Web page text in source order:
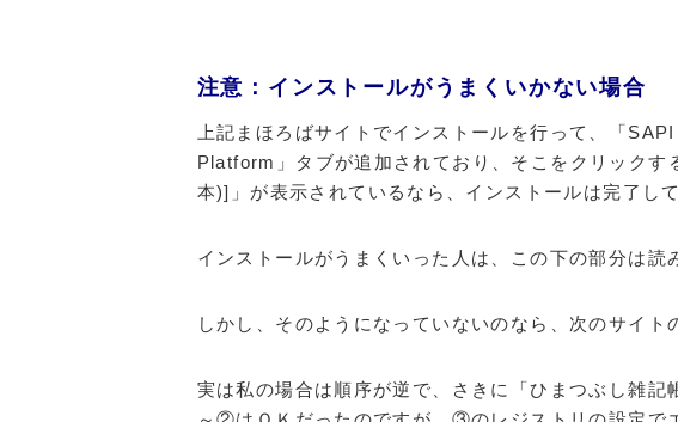
注意：インストールがうまくいかない場合
上記まほろばサイトでインストールを行って、「
Platform」タブが追加されており、そこをクリック
本)]」が表示されているなら、インストールは完了して
インストールがうまくいった人は、この下の部分は読
しかし、そのようになっていないのなら、次のサイト
実は私の場合は順序が逆で、さきに「ひまつぶし雑